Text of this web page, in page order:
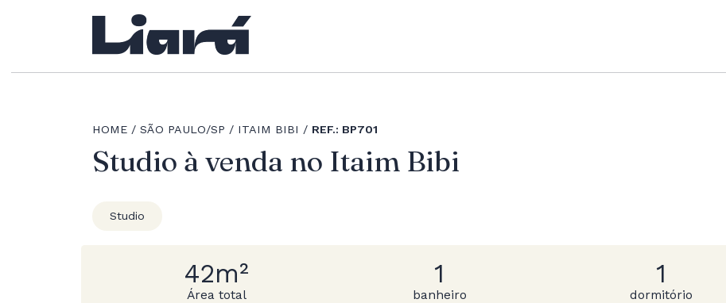
HOME SÃO PAULO/SP ITAIM BIBI REF.: BP701
Studio à venda no Itaim Bibi
Studio
42m²
Área total
1
banheiro
1
dormitório